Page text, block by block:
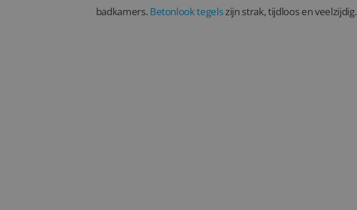
badkamers. Betonlook tegelszijn strak, tijdloos en veelzijdig.